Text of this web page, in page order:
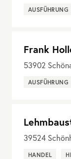
AUSFÜHRUNG
Frank
53902
AUSFÜHRUNG
39524
HANDEL